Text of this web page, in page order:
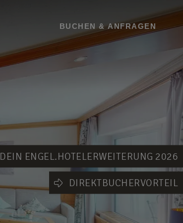
DEIN ENGEL.HOTELERWEITERUNG 2026
DIREKTBUCHERVORTEIL
BUCHEN & ANFRAGEN